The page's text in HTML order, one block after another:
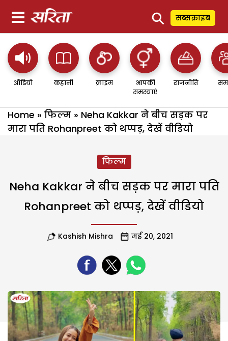
⚲ सब्सक्राइब
ऑडियो कहानी क्राइम
आपकी
समस्याएं
राजनीति
Home » फिल्म » Neha Kakkar ने बीच सड़क पर
मारा पति Rohanpreet को थप्पड़, देखें वीडियो
फिल्म
Neha Kakkar ने बीच सड़क पर मारा पति
Rohanpreet को थप्पड़, देखें वीडियो
Kashish Mishra मई 20, 2021